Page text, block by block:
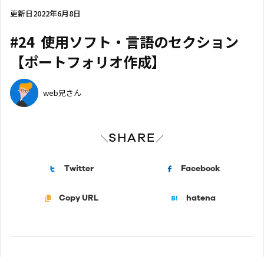
更新日2022年6月8日
#24 使用ソフト・言語のセクション
【ポートフォリオ作成】
web兄さん
＼SHARE／
Twitter Facebook
Copy URL hatena